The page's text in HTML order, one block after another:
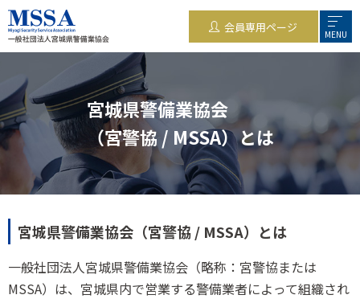
会員専用ページ MENU
宮城県警備業協会
（宮警協 / MSSA）とは
宮城県警備業協会（宮警協 / MSSA）とは
一般社団法人宮城県警備業協会（略称：宮警協または
MSSA）は、宮城県内で営業する警備業者によって組織され